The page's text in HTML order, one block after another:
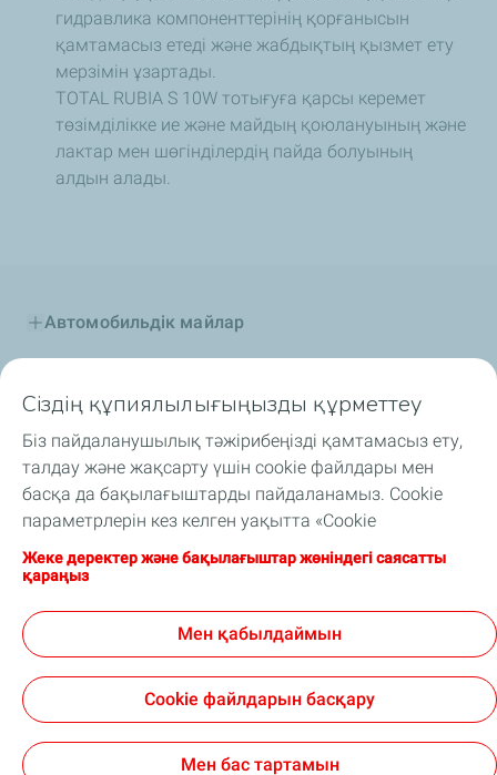
гидравлика компоненттерінің қорғанысын
қамтамасыз етеді және жабдықтың қызмет ету
мерзімін ұзартады.
TOTAL RUBIA S 10W тотығуға қарсы керемет
төзімділікке ие және майдың қоюлануының және
лактар мен шөгінділердің пайда болуының
алдын алады.
Автомобильдік майлар
Отын қоспалар
Арнайы сұйықтықтар
Автоспорт және TotalEnergies
TotalEnergies Орталық Азияда
Назар аударыңыз Науқан
Ресми хабарлама
Сіздің құпиялылығыңызды құрметтеу
Біз пайдаланушылық тәжірибеңізді қамтамасыз ету,
талдау және жақсарту үшін cookie файлдары мен
басқа да бақылағыштарды пайдаланамыз. Cookie
параметрлерін кез келген уақытта «Cookie
файлдарымды басқару» түймесін басу арқылы
өзгертуіңізге болады. Сіз «Қабылдау» түймесін басу
алатынымызға келісесіз. Егер «Қабылдамау»
түймесін бассаңыз, сайттың дұрыс жұмыс істеуін
қажет техникалық cookie файлдары ғана
пайдаланылатын болады. Қосымша ақпаратты
саясат» бетінен қараңыз.
Жеке деректер және бақылағыштар жөніндегі саясатты
қараңыз
Мен қабылдаймын
Cookie файлдарын басқару
Мен бас тартамын